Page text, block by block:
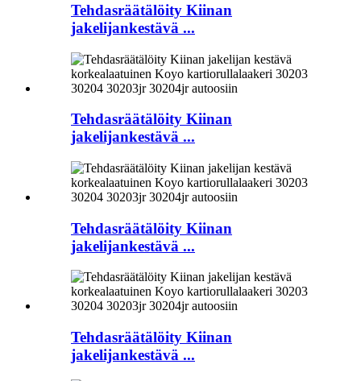
Tehdasräätälöity Kiinan
jakelijankestävä ...
Tehdasräätälöity Kiinan
jakelijankestävä ...
Tehdasräätälöity Kiinan
jakelijankestävä ...
Tehdasräätälöity Kiinan
jakelijankestävä ...